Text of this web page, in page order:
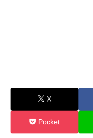
X
Pocket